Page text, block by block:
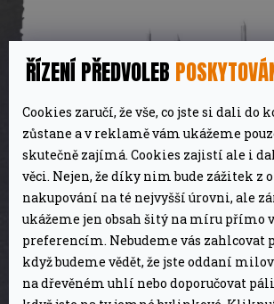
ŘÍZENÍ PŘEDVOLEB
Cookies zaručí, že vše, co jste si dali do
zůstane a v reklamě vám ukážeme
skutečně zajímá. Cookies zajistí ale i
věci. Nejen, že díky nim bude zážitek z
nakupování na té nejvyšší úrovni, ale
ukážeme jen obsah šitý na míru přímo
preferencím. Nebudeme vás
když budeme vědět, že jste oddaní
na dřevěném uhlí nebo doporučovat
Vidlice na rotiserii UG Grill
Skladem